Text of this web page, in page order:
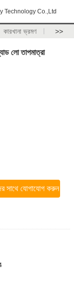
Technology Co.,Ltd
কারখানা ভ্রমণ >>
লো তাপমাত্রা
সাথে যোগাযোগ করুন